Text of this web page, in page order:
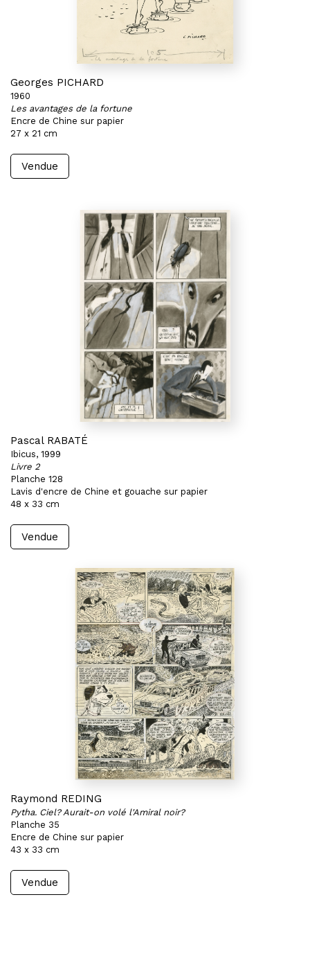
Georges PICHARD
1960
Les avantages de la fortune
Encre de Chine sur papier
27 x 21 cm
Vendue
Pascal RABATÉ
Ibicus, 1999
Livre 2
Planche 128
Lavis d'encre de Chine et gouache sur papier
48 x 33 cm
Vendue
Raymond REDING
Pytha. Ciel? Aurait-on volé l'Amiral noir?
Planche 35
Encre de Chine sur papier
43 x 33 cm
Vendue